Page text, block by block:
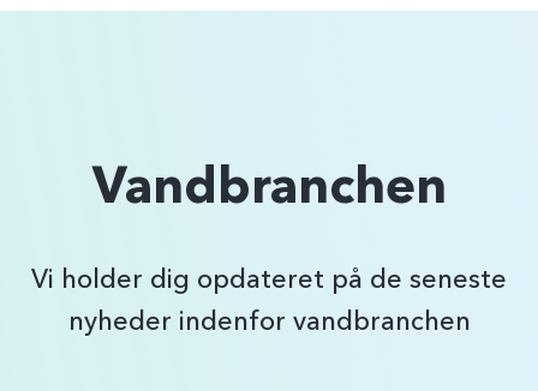
Vandbranchen
Vi holder dig opdateret på de seneste
nyheder indenfor vandbranchen